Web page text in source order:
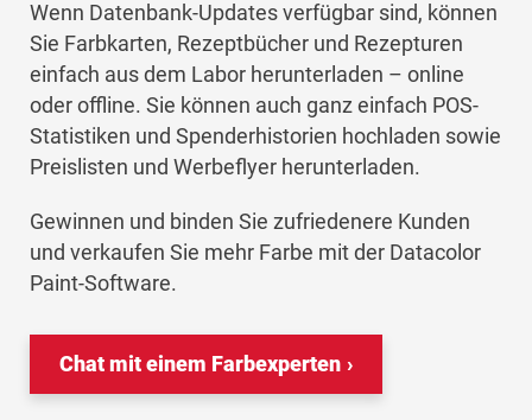
Wenn Datenbank-Updates verfügbar sind, können
Sie Farbkarten, Rezeptbücher und Rezepturen
einfach aus dem Labor herunterladen – online
oder offline. Sie können auch ganz einfach POS-
Statistiken und Spenderhistorien hochladen sowie
Preislisten und Werbeflyer herunterladen.
Gewinnen und binden Sie zufriedenere Kunden
und verkaufen Sie mehr Farbe mit der Datacolor
Paint-Software.
Chat mit einem Farbexperten